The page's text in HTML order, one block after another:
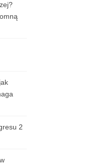
2